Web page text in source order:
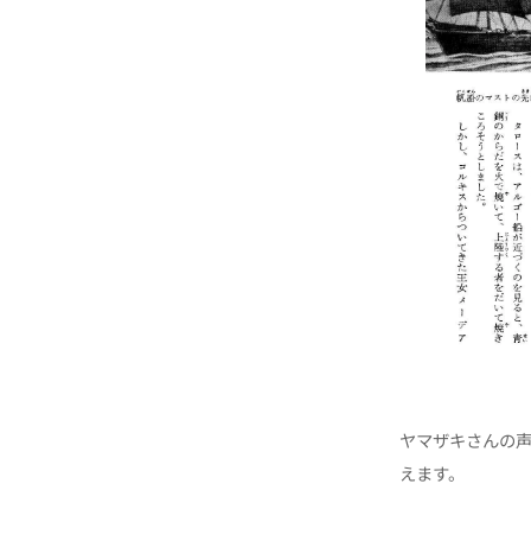
ヤマザキさんの
えます。